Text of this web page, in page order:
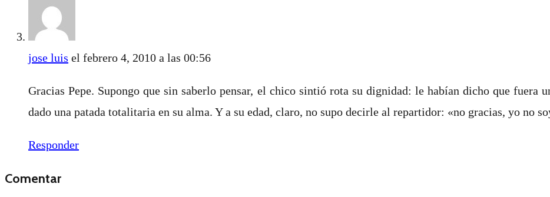
jose luis el febrero 4, 2010 a las 00:56
Gracias Pepe. Supongo que sin saberlo pensar, el chico sintió rota su dignidad: le habían dicho que fuera
dado una patada totalitaria en su alma. Y a su edad, claro, no supo decirle al repartidor: «no gracias, yo no
Responder
Comentar